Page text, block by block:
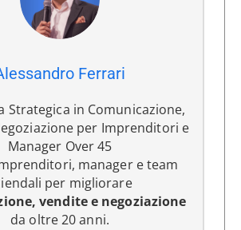
Ferrari
Strategica in Comunicazione,
per Imprenditori e
Manager Over 45
manager e team
per migliorare
vendite e negoziazione
da oltre 20 anni.